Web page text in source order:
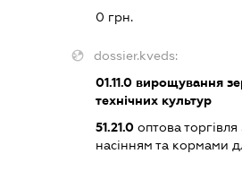
0 грн.
dossier.kveds:
01.11.0 вирощування
технічних культур
51.21.0 оптова
насінням та кормами